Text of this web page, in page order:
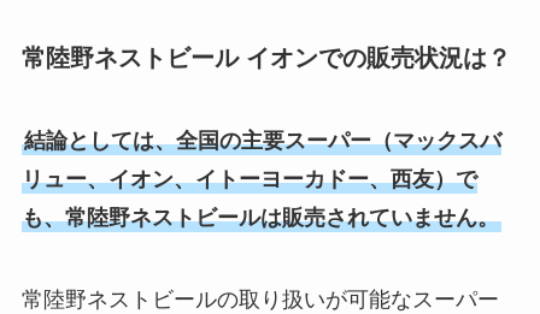
常陸野ネストビール イオンでの販売状況は？
結論としては、全国の主要スーパー（マックスバ
リュー、イオン、イトーヨーカドー、西友）で
も、常陸野ネストビールは販売されていません。
常陸野ネストビールの取り扱いが可能なスーパー